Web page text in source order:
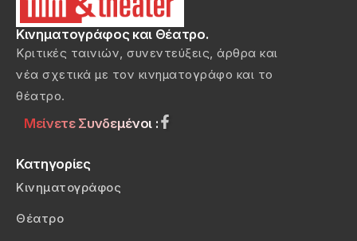
Κινηματογράφος και Θέατρο.
Κριτικές ταινιών, συνεντεύξεις, άρθρα και
νέα σχετικά με τον κινηματογράφο και το
θέατρο.
Μείνετε Συνδεμένοι :
Κατηγορίες
Κινηματογράφος
Θέατρο